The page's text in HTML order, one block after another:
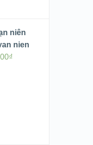
niên
nien
₫